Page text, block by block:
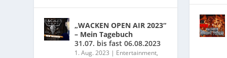
„WACKEN OPEN AIR 2023“
– Mein Tagebuch
31.07. bis fast 06.08.2023
1. Aug. 2023 | Entertainment,